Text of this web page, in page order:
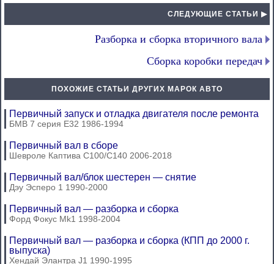
СЛЕДУЮЩИЕ СТАТЬИ ▶
Разборка и сборка вторичного вала
Сборка коробки передач
ПОХОЖИЕ СТАТЬИ ДРУГИХ МАРОК АВТО
Первичный запуск и отладка двигателя после ремонта
БМВ 7 серия Е32 1986-1994
Первичный вал в сборе
Шевроле Каптива С100/С140 2006-2018
Первичный вал/блок шестерен — снятие
Дэу Эсперо 1 1990-2000
Первичный вал — разборка и сборка
Форд Фокус Mk1 1998-2004
Первичный вал — разборка и сборка (КПП до 2000 г.
выпуска)
Хендай Элантра J1 1990-1995